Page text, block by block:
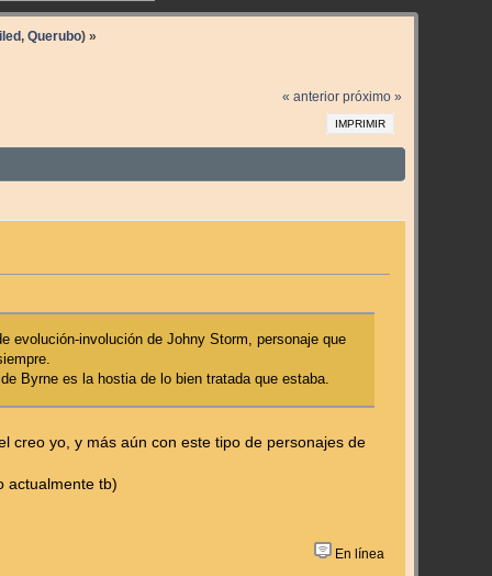
, Querubo) »
« anterior próximo »
IMPRIMIR
evolución-involución de Johny Storm, personaje que
Byrne es la hostia de lo bien tratada que estaba.
creo yo, y más aún con este tipo de personajes de
actualmente tb)
En línea